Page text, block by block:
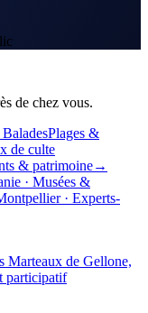
de chez vous.
Plages &
de culte
& patrimoine→
· Musées &
· Experts-
Marteaux de Gellone,
participatif